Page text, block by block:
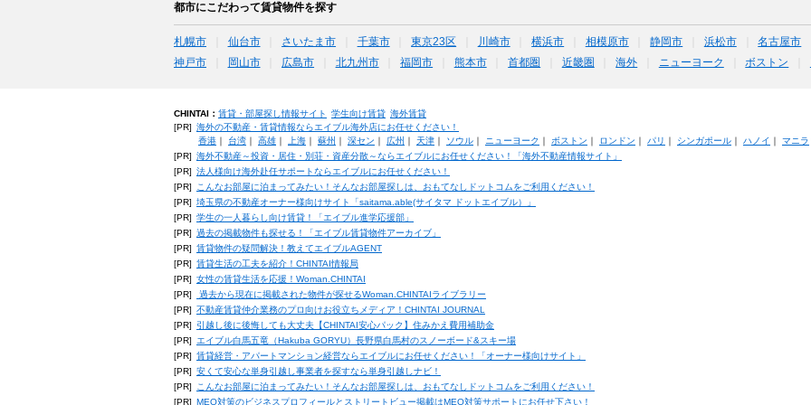
都市にこだわって賃貸物件を探す
札幌市 仙台市 さいたま市 千葉市 東京23区 川崎市 横浜市 相模原市 静岡市 浜松市 名古屋市
神戸市
岡山市 広島市 北九州市 福岡市 熊本市 首都圏 近畿圏 海外 ニューヨーク ボストン
CHINTAI： 賃貸・部屋探し情報サイト 学生向け賃貸 海外賃貸
[PR] 海外の不動産・賃貸情報ならエイブル海外店にお任せください！
香港｜ 台湾｜ 高雄｜ 上海｜ 蘇州 ｜ 深セン ｜ 広州 ｜ 天津｜ ソウル｜ ニューヨーク ｜ ボストン ｜ ロンドン ｜ パリ ｜ シンガポール｜ ハノイ ｜ マニラ
[PR] 海外不動産～投資・居住・別荘・資産分散～ならエイブルにお任せください！「海外不動産情報サイト」
[PR] 法人様向け海外赴任サポートならエイブルにお任せください！
[PR]
こんなお部屋に泊まってみたい！そんなお部屋探しは、おもてなしドットコムをご利用ください！
[PR] 埼玉県の不動産オーナー様向けサイト「saitama.able(サイタマ ドットエイブル）」
[PR] 学生の一人暮らし向け賃貸！「エイブル進学応援部」
[PR] 過去の掲載物件も探せる！「エイブル賃貸物件アーカイブ」
[PR] 賃貸物件の疑問解決！教えてエイブルAGENT
[PR] 賃貸生活の工夫を紹介！CHINTAI情報局
[PR] 女性の賃貸生活を応援！Woman.CHINTAI
[PR]
過去から現在に掲載された物件が探せるWoman.CHINTAIライブラリー
[PR] 不動産賃貸仲介業務のプロ向けお役立ちメディア！CHINTAI JOURNAL
[PR]
引越し後に後悔しても大丈夫【CHINTAI安心パック】住みかえ費用補助金
[PR]
エイブル白馬五竜（Hakuba GORYU）長野県白馬村のスノーボード&スキー場
[PR] 賃貸経営・アパートマンション経営ならエイブルにお任せください！「オーナー様向けサイト」
[PR] 安くて安心な単身引越し事業者を探すなら単身引越しナビ！
[PR]
こんなお部屋に泊まってみたい！そんなお部屋探しは、おもてなしドットコムをご利用ください！
[PR] MEO対策のビジネスプロフィールとストリートビュー掲載はMEO対策サポートにお任せ下さい！